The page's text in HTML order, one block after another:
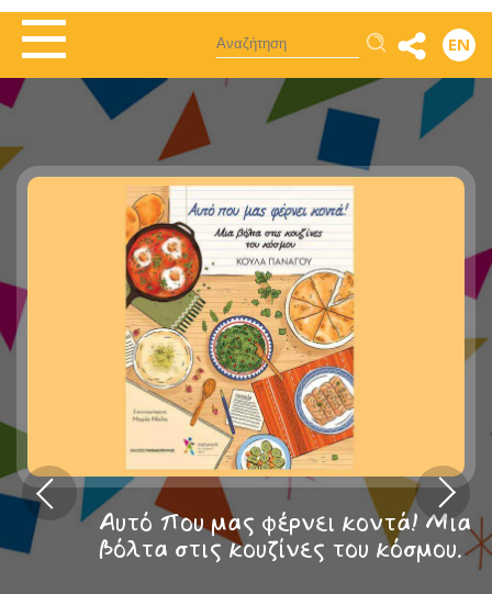
Αναζήτηση EN
Αυτό που μας φέρνει κοντά! Μια
βόλτα στις κουζίνες του κόσμου.